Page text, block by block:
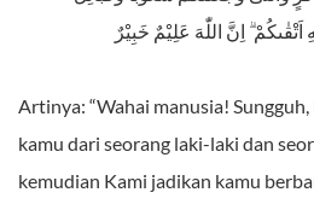
اَتْقٰٮكُمْ ۗ اِنَّ اللّٰهَ عَلِيْمٌ خَبِيْرٌ
Artinya: “Wahai manusia!
kamu dari seorang laki-laki dan
kemudian Kami jadikan kamu